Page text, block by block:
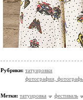
Рубрики: татуировки
фотографии,
Метки: татуировка фестиваль